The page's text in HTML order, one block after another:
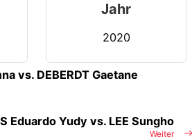
Jahr
2020
vs. DEBERDT Gaetane
Weiter
Eduardo Yudy vs. LEE Sungho